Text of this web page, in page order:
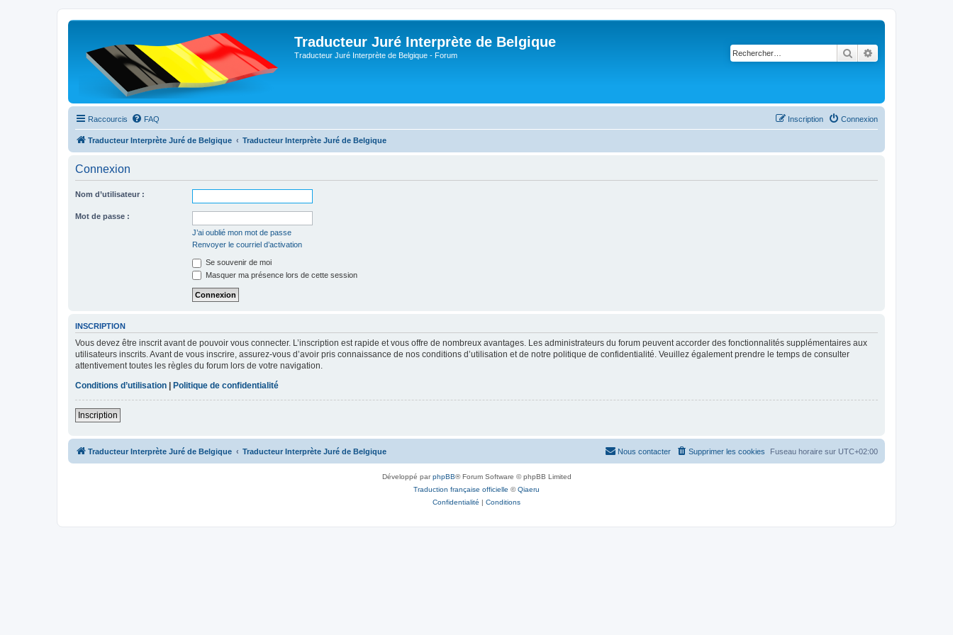
Traducteur Juré Interprète de Belgique
Traducteur Juré Interprète de Belgique - Forum Rechercher
Raccourcis FAQ Connexion
Inscription
Traducteur Interprète Juré de Belgique Traducteur Interprète Juré de Belgique
Connexion
Nom d’utilisateur :
Mot de passe :
J’ai oublié mon mot de passe
Renvoyer le courriel d’activation
Se souvenir de moi
Masquer ma présence lors de cette session
INSCRIPTION
Vous devez être inscrit avant de pouvoir vous connecter. L’inscription est rapide et vous offre de nombreux avantages. Les administrateurs du forum peuvent accorder des fonctionnalités supplémentaires aux
utilisateurs inscrits. Avant de vous inscrire, assurez-vous d’avoir pris connaissance de nos conditions d’utilisation et de notre politique de confidentialité. Veuillez également prendre le temps de consulter
attentivement toutes les règles du forum lors de votre navigation.
Conditions d’utilisation | Politique de confidentialité
Inscription
Traducteur Interprète Juré de Belgique Traducteur Interprète Juré de Belgique Fuseau horaire sur UTC+02:00
Supprimer les cookies
Nous contacter
Développé parphpBB® Forum Software © phpBB Limited
Traduction française officielle ©Qiaeru
Confidentialité | Conditions